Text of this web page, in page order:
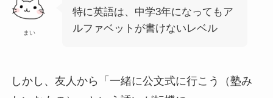
まい
特に英語は、中学3年になってもア
ルファベットが書けないレベル
しかし、友人から「一緒に公文式に行こう（塾み